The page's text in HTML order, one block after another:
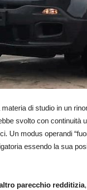
di studio in un
svolto con continuità
Un modus operandi
essendo la sua
parecchio redditizia